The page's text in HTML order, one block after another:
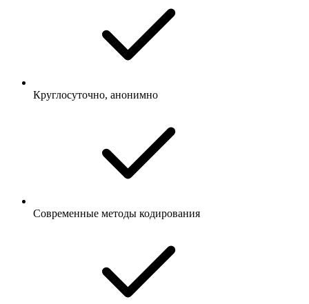
Круглосуточно, анонимно
Современные методы кодирования